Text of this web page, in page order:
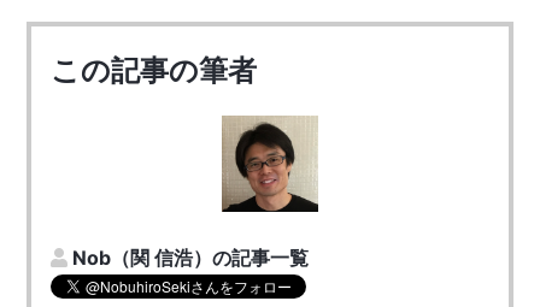
この記事の筆者
Nob（関 信浩）の記事一覧